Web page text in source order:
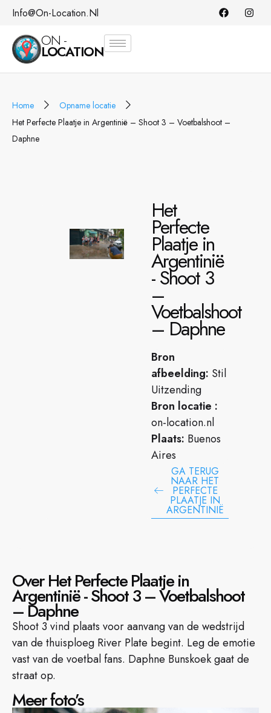
Info@on-Location.nl
ON -
LOCATION
Home
Opname locatie
Het Perfecte Plaatje in Argentinië – Shoot 3 – Voetbalshoot –
Daphne
Het
Perfecte
Plaatje in
Argentinië
- Shoot 3
–
Voetbalshoot
– Daphne
Bron
afbeelding: Stil
Uitzending
Bron locatie :
on-location.nl
Plaats: Buenos
Aires
GA TERUG
NAAR HET
PERFECTE
PLAATJE IN
ARGENTINIË
Over Het Perfecte Plaatje in
Argentinië - Shoot 3 – Voetbalshoot
– Daphne
Shoot 3 vind plaats voor aanvang van de wedstrijd
van de thuisploeg River Plate begint. Leg de emotie
vast van de voetbal fans. Daphne Bunskoek gaat de
straat op.
Meer foto’s